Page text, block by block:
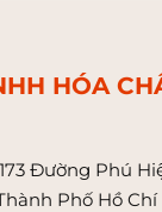
HÓA
173 Đường Phú
Phố Hồ